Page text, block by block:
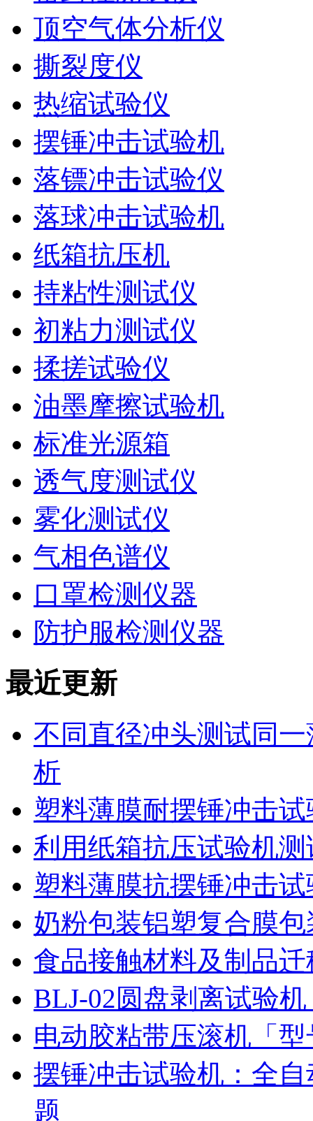
顶空气体分析仪
撕裂度仪
热缩试验仪
摆锤冲击试验机
落镖冲击试验仪
落球冲击试验机
纸箱抗压机
持粘性测试仪
初粘力测试仪
揉搓试验仪
油墨摩擦试验机
标准光源箱
透气度测试仪
雾化测试仪
气相色谱仪
口罩检测仪器
防护服检测仪器
最近更新
不同直径冲头测试同
析
塑料薄膜耐摆锤冲击
利用纸箱抗压试验机
塑料薄膜抗摆锤冲击
奶粉包装铝塑复合膜
食品接触材料及制品
BLJ-02圆盘剥离试验
电动胶粘带压滚机「
摆锤冲击试验机：全
题